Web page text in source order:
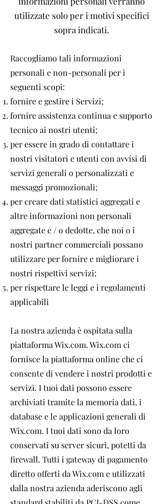
utilizzate solo per i motivi specifici
sopra indicati.
Raccogliamo tali informazioni
personali e non-personali per i
seguenti scopi:
fornire e gestire i Servizi;
fornire assistenza continua e supporto
tecnico ai nostri utenti;
per essere in grado di contattare i
nostri visitatori e utenti con avvisi di
servizi generali o personalizzati e
messaggi promozionali;
per creare dati statistici aggregati e
altre informazioni non personali
aggregate e / o dedotte, che noi o i
nostri partner commerciali possano
utilizzare per fornire e migliorare i
nostri rispettivi servizi;
per rispettare le leggi e i regolamenti
applicabili
La nostra azienda è ospitata sulla
piattaforma Wix.com. Wix.com ci
fornisce la piattaforma online che ci
consente di vendere i nostri prodotti e
servizi. I tuoi dati possono essere
archiviati tramite la memoria dati, i
database e le applicazioni generali di
Wix.com. I tuoi dati sono da loro
conservati su server sicuri, potetti da
firewall. Tutti i gateway di pagamento
diretto offerti da Wix.com e utilizzati
dalla nostra azienda aderiscono agli